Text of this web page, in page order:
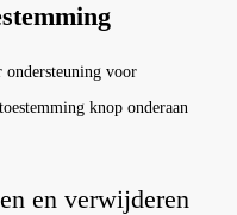
ondersteuning voor
knop onderaan
en verwijderen